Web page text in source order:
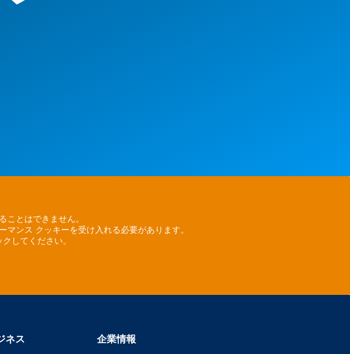
ことはできません。
ンス クッキーを受け入れる必要があります。
してください。
ネス
企業情報